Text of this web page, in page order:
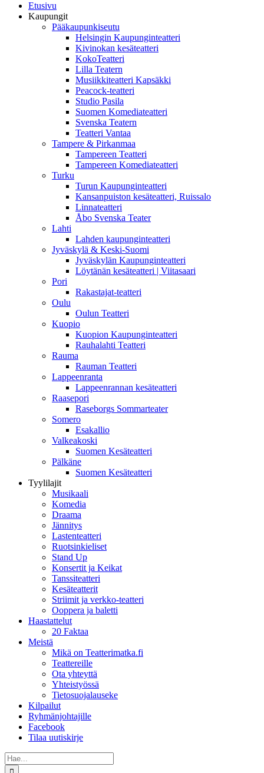
Etusivu
Kaupungit
Pääkaupunkiseutu
Helsingin Kaupunginteatteri
Kivinokan kesäteatteri
KokoTeatteri
Lilla Teatern
Musiikkiteatteri Kapsäkki
Peacock-teatteri
Studio Pasila
Suomen Komediateatteri
Svenska Teatern
Teatteri Vantaa
Tampere & Pirkanmaa
Tampereen Teatteri
Tampereen Komediateatteri
Turku
Turun Kaupunginteatteri
Kansanpuiston kesäteatteri, Ruissalo
Linnateatteri
Åbo Svenska Teater
Lahti
Lahden kaupunginteatteri
Jyväskylä & Keski-Suomi
Jyväskylän Kaupunginteatteri
Löytänän kesäteatteri | Viitasaari
Pori
Rakastajat-teatteri
Oulu
Oulun Teatteri
Kuopio
Kuopion Kaupunginteatteri
Rauhalahti Teatteri
Rauma
Rauman Teatteri
Lappeenranta
Lappeenrannan kesäteatteri
Raasepori
Raseborgs Sommarteater
Somero
Esakallio
Valkeakoski
Suomen Kesäteatteri
Pälkäne
Suomen Kesäteatteri
Tyylilajit
Musikaali
Komedia
Draama
Jännitys
Lastenteatteri
Ruotsinkieliset
Stand Up
Konsertit ja Keikat
Tanssiteatteri
Kesäteatterit
Striimit ja verkko-teatteri
Ooppera ja baletti
Haastattelut
20 Faktaa
Meistä
Mikä on Teatterimatka.fi
Teattereille
Ota yhteyttä
Yhteistyössä
Tietosuojalauseke
Kilpailut
Ryhmänjohtajille
Facebook
Tilaa uutiskirje
Etsi
...